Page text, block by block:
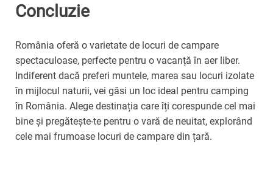
Concluzie
România oferă o varietate de locuri de campare
spectaculoase, perfecte pentru o vacanță în aer liber.
Indiferent dacă preferi muntele, marea sau locuri izolate
în mijlocul naturii, vei găsi un loc ideal pentru camping
în România. Alege destinația care îți corespunde cel mai
bine și pregătește-te pentru o vară de neuitat, explorând
cele mai frumoase locuri de campare din țară.